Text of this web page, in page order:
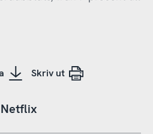
Skriv ut
Netflix